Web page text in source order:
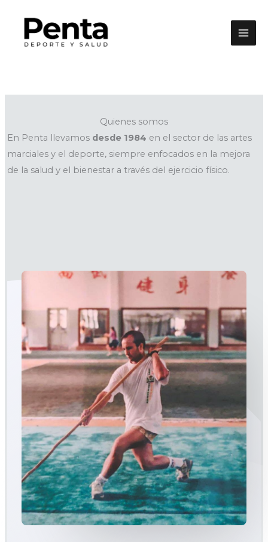
contenido
Quienes somos
En Penta llevamos desde 1984 en el sector de las artes
marciales y el deporte, siempre enfocados en la mejora
de la salud y el bienestar a través del ejercicio físico.